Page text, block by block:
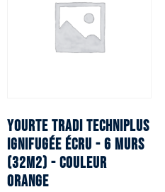
YOURTE TRADI TECHNIPLUS
ignifugée écru - 6 murs
(32m2) - Couleur
orange